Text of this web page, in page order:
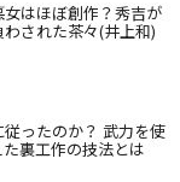
女はほぼ創作？秀吉が
された茶々(井上和)
ったのか？ 武力を使
裏工作の技法とは